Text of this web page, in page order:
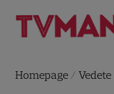
Homepage /Vedete